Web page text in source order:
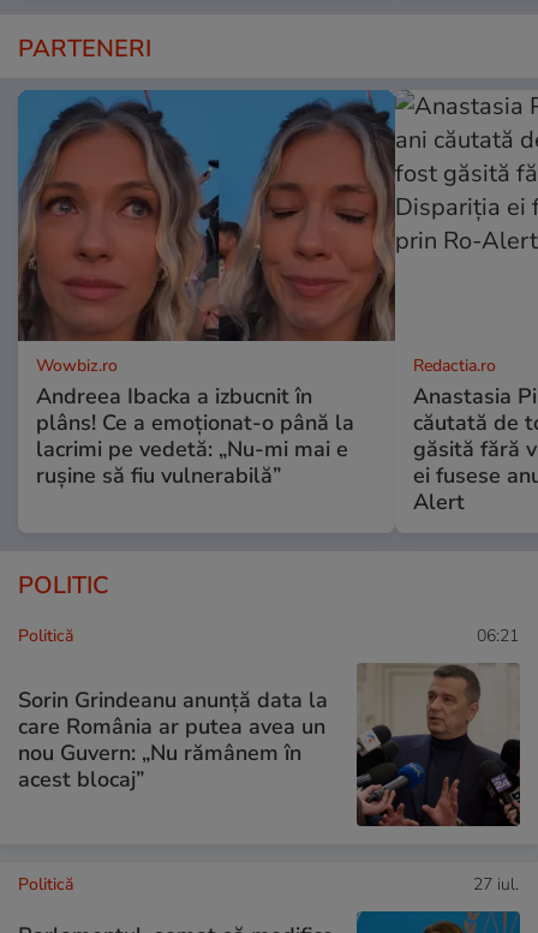
PARTENERI
Wowbiz.ro
Andreea Ibacka a izbucnit în
plâns! Ce a emoționat-o până la
lacrimi pe vedetă: „Nu-mi mai e
rușine să fiu vulnerabilă”
Redactia.ro
Anastasia
căutată de
găsită fără
ei fusese
Alert
POLITIC
Politică 06:21
Sorin Grindeanu anunță data la
care România ar putea avea un
nou Guvern: „Nu rămânem în
acest blocaj”
Politică 27 iul.